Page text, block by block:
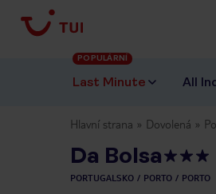
Last Minute
POPULÁRNÍ
All
Hlavní strana Dovolená
Da Bolsa
PORTUGALSKO PORTO PORTO